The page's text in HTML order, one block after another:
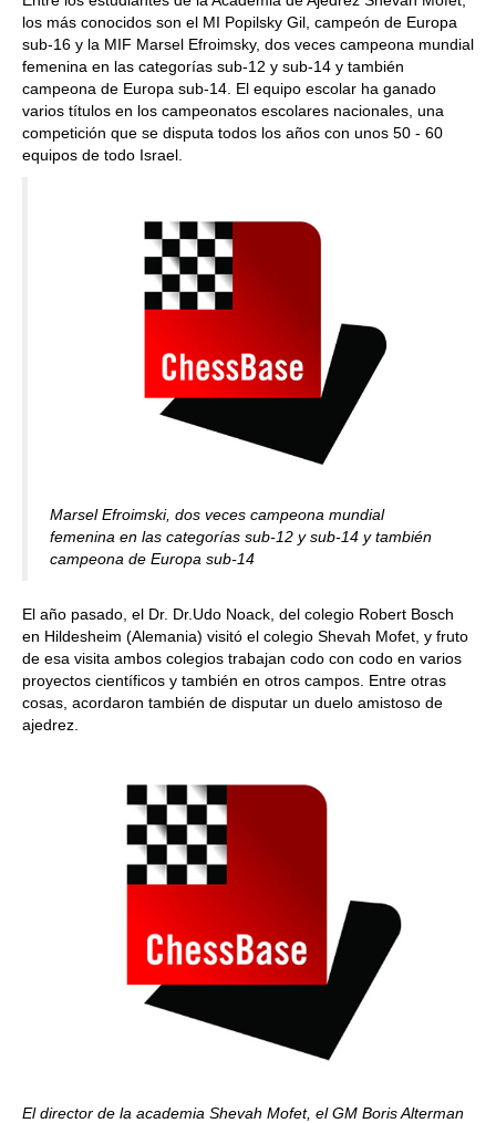
los más conocidos son el MI Popilsky Gil, campeón de Europa
sub-16 y la MIF Marsel Efroimsky, dos veces campeona mundial
femenina en las categorías sub-12 y sub-14 y también
campeona de Europa sub-14. El equipo escolar ha ganado
varios títulos en los campeonatos escolares nacionales, una
competición que se disputa todos los años con unos 50 - 60
equipos de todo Israel.
Marsel Efroimski, dos veces campeona mundial
femenina en las categorías sub-12 y sub-14 y también
campeona de Europa sub-14
El año pasado, el Dr. Dr.Udo Noack, del colegio Robert Bosch
en Hildesheim (Alemania) visitó el colegio Shevah Mofet, y fruto
de esa visita ambos colegios trabajan codo con codo en varios
proyectos científicos y también en otros campos. Entre otras
cosas, acordaron también de disputar un duelo amistoso de
ajedrez.
El director de la academia Shevah Mofet, el GM Boris Alterman